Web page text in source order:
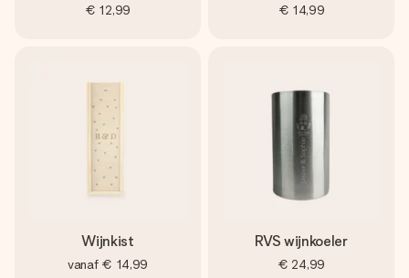
€ 12,99 € 14,99
Wijnkist
vanaf € 14,99
RVS wijnkoeler
€ 24,99